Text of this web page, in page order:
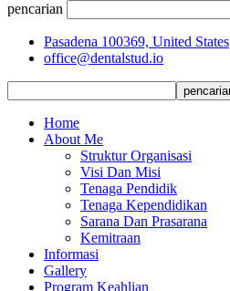
pencarian
Pasadena 100369, United States
office@dentalstud.io
Home
About Me
Struktur Organisasi
Visi Dan Misi
Tenaga Pendidik
Tenaga Kependidikan
Sarana Dan Prasarana
Kemitraan
Informasi
Gallery
Program Keahlian